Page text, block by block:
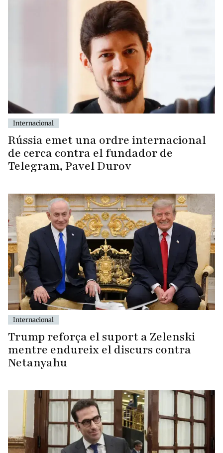
Internacional
Rússia emet una ordre internacional
de cerca contra el fundador de
Telegram, Pavel Durov
Internacional
Trump reforça el suport a Zelenski
mentre endureix el discurs contra
Netanyahu